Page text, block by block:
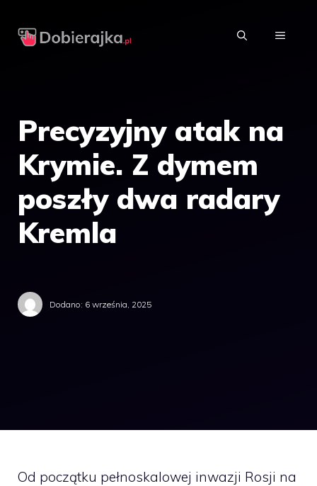
MENU
Precyzyjny atak na
Krymie. Z dymem
poszły dwa radary
Kremla
Dodano: 6 września, 2025
Od początku pełnoskalowej inwazji Rosji na